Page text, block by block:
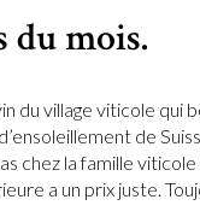
du mois.
du village viticole qui
de
chez la famille
a un prix juste.